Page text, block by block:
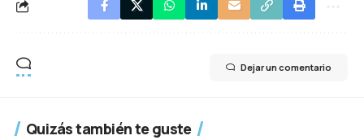
Dejar un comentario
Quizás también te guste